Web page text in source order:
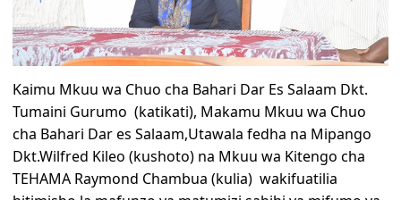
Kaimu Mkuu wa Chuo cha Bahari Dar Es Salaam Dkt.
Tumaini Gurumo (katikati), Makamu Mkuu wa Chuo
cha Bahari Dar es Salaam,Utawala fedha na Mipango
Dkt.Wilfred Kileo (kushoto) na Mkuu wa Kitengo cha
TEHAMA Raymond Chambua (kulia) wakifuatilia